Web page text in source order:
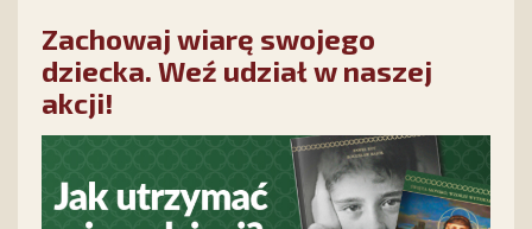
Zachowaj wiarę swojego
dziecka. Weź udział w naszej
akcji!